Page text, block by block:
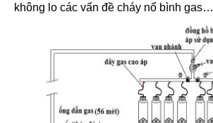
không lo các vấn đề cháy nổ bình gas…